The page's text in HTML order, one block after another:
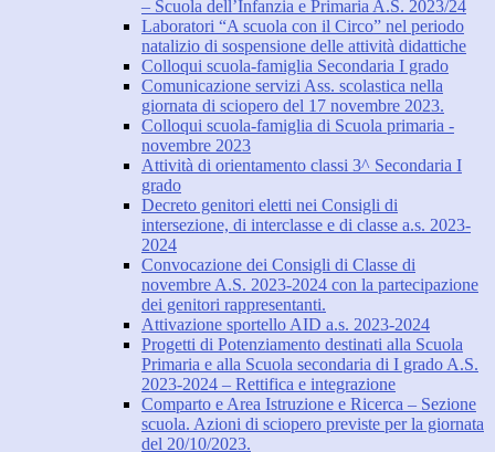
– Scuola dell’Infanzia e Primaria A.S. 2023/24
Laboratori “A scuola con il Circo” nel periodo
natalizio di sospensione delle attività didattiche
Colloqui scuola-famiglia Secondaria I grado
Comunicazione servizi Ass. scolastica nella
giornata di sciopero del 17 novembre 2023.
Colloqui scuola-famiglia di Scuola primaria -
novembre 2023
Attività di orientamento classi 3^ Secondaria I
grado
Decreto genitori eletti nei Consigli di
intersezione, di interclasse e di classe a.s. 2023-
2024
Convocazione dei Consigli di Classe di
novembre A.S. 2023-2024 con la partecipazione
dei genitori rappresentanti.
Attivazione sportello AID a.s. 2023-2024
Progetti di Potenziamento destinati alla Scuola
Primaria e alla Scuola secondaria di I grado A.S.
2023-2024 – Rettifica e integrazione
Comparto e Area Istruzione e Ricerca – Sezione
scuola. Azioni di sciopero previste per la giornata
del 20/10/2023.